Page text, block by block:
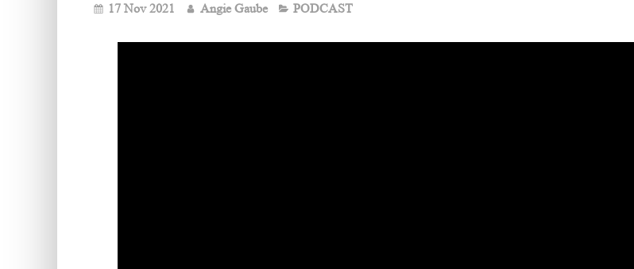
17 Nov 2021 Angie Gaube PODCAST